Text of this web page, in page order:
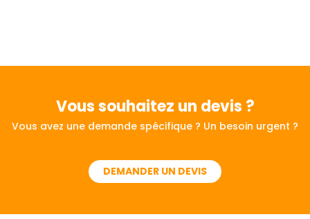
Vous souhaitez un devis ?
Vous avez une demande spécifique ? Un besoin urgent ?
DEMANDER UN DEVIS